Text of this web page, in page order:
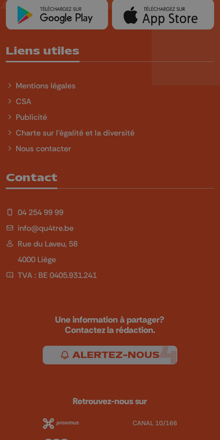
Liens utiles
Mentions légales
CSA
Publicité
Charte sur l'égalité et la diversité
Nous contacter
Contact
04 254 99 99
info@qu4tre.be
Rue du Laveu, 58
4000 Liège
TVA : BE 0405.931.241
Une information à partager?
Contactez la rédaction.
ALERTEZ-NOUS
Retrouvez-nous sur
CANAL 10/166